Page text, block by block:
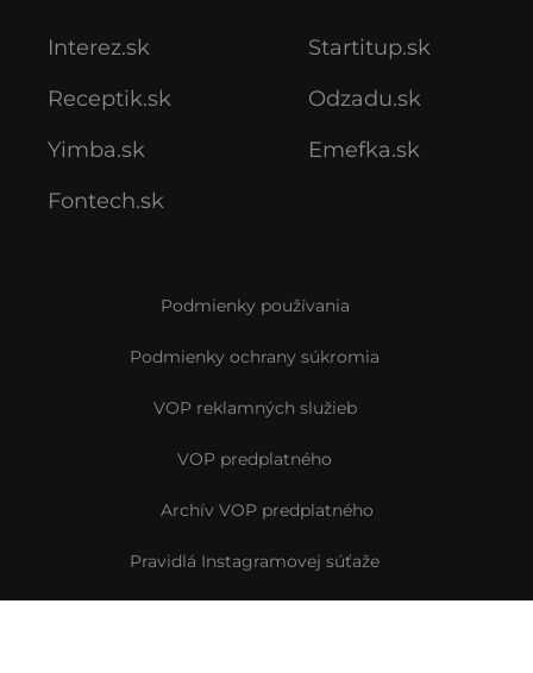
Interez.sk
Receptik.sk
Yimba.sk
Fontech.sk
Startitup.sk
Odzadu.sk
Emefka.sk
Podmienky používania
Podmienky ochrany súkromia
VOP reklamných služieb
VOP predplatného
Archív VOP predplatného
Pravidlá Instagramovej súťaže